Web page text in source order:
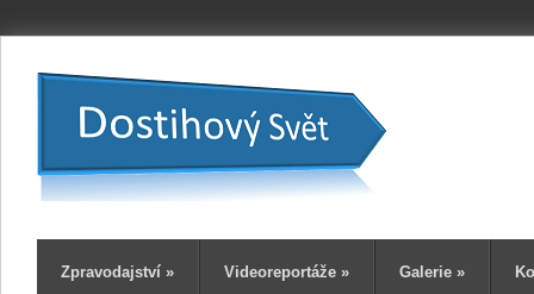
Zpravodajství » Videoreportáže » Galerie »